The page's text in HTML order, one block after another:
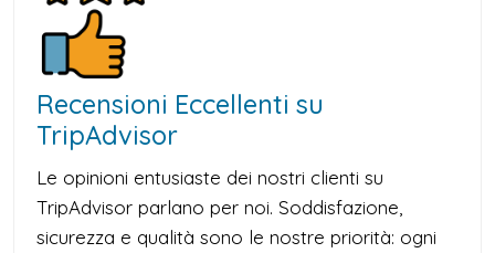
Recensioni Eccellenti su
TripAdvisor
Le opinioni entusiaste dei nostri clienti su
TripAdvisor parlano per noi. Soddisfazione,
sicurezza e qualità sono le nostre priorità: ogni